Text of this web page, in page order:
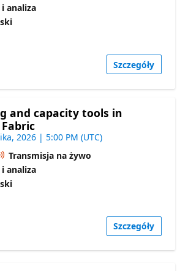
analiza
Szczegóły
and capacity tools in
2026 | 5:00 PM (UTC)
Transmisja na żywo
analiza
Szczegóły